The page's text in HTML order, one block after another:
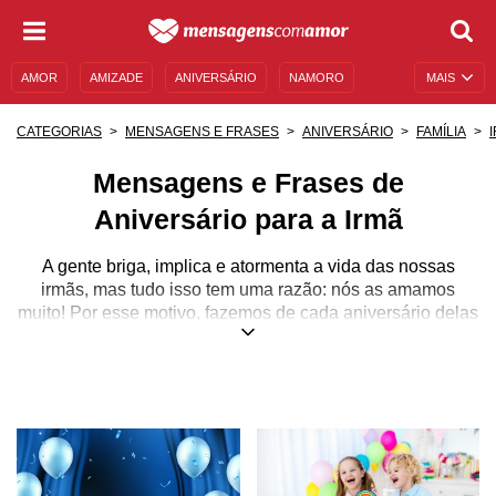
MAIS
AMOR AMIZADE ANIVERSÁRIO NAMORO
CATEGORIAS MENSAGENS E FRASES ANIVERSÁRIO FAMÍLIA
Mensagens e Frases de
Aniversário para a Irmã
A gente briga, implica e atormenta a vida das nossas
irmãs, mas tudo isso tem uma razão: nós as amamos
muito! Por esse motivo, fazemos de cada aniversário delas
uma data especial e cheia de significados. Além disso,
Inventamos festas surpresas, passeios, viagens, jantares
ou qualquer outro tipo de comemoração desde que seja